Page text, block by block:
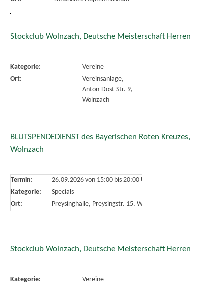
Stockclub Wolnzach, Deutsche Meisterschaft Herren
Kategorie:
Vereine
Ort:
Vereinsanlage,
Anton-Dost-Str. 9,
Wolnzach
BLUTSPENDEDIENST des Bayerischen Roten Kreuzes,
Wolnzach
Termin: 26.09.2026 von 15:00bis 20:00 Uhr
Kategorie:
Specials
Ort:
Preysinghalle, Preysingstr. 15, Wolnzach
Stockclub Wolnzach, Deutsche Meisterschaft Herren
Kategorie:
Vereine